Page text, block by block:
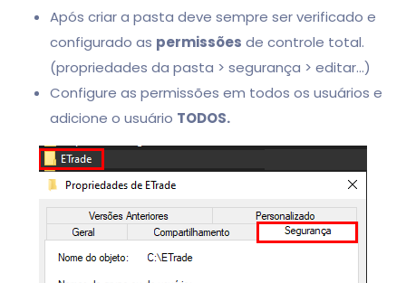
Após criar a pasta deve sempre ser verificado e
configurado as permissões de controle total.
(propriedades da pasta > segurança > editar...)
Configure as permissões em todos os usuários e
adicione o usuário TODOS.